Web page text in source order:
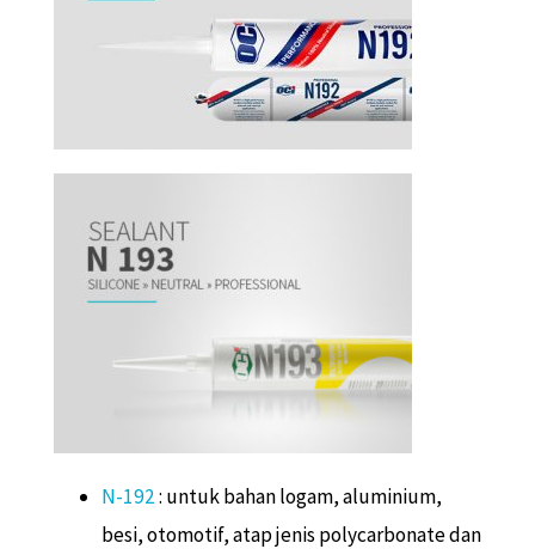
N-192: untuk bahan logam, aluminium,
besi, otomotif, atap jenis polycarbonate dan